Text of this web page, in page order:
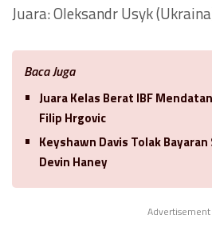
Juara: Oleksandr Usyk
Baca Juga
Juara Kelas Berat IBF
Filip Hrgovic
Keyshawn Davis Tolak
Devin Haney
Advertisement